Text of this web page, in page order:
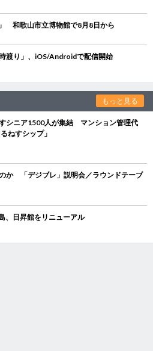
和歌山市立博物館で8月8日から
渡り」、iOS/Androidで配信開始
もっと見る
すシニア1500人が集結 マンション管理代
ねすシップ」
か 「デジブレ」説明会／ラウンドテーブ
日昇館をリニューアル